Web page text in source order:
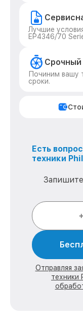
Лучшие
EP4346/70
Срочный
Починим вашу
сроки.
Есть
техники
Отправляя
техники